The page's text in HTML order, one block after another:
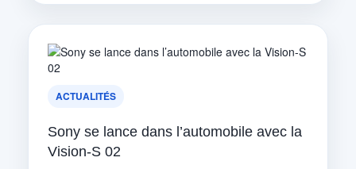
ACTUALITÉS
Sony se lance dans l’automobile avec la
Vision-S 02